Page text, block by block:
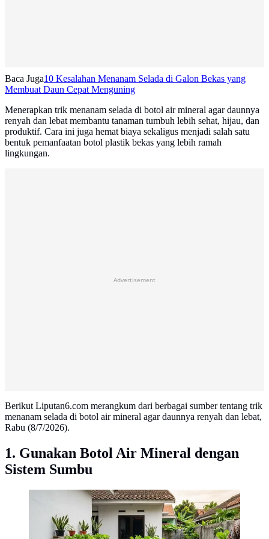
Baca Juga10 Kesalahan Menanam Selada di Galon Bekas yang
Membuat Daun Cepat Menguning
Menerapkan trik menanam selada di botol air mineral agar daunnya
renyah dan lebat membantu tanaman tumbuh lebih sehat, hijau, dan
produktif. Cara ini juga hemat biaya sekaligus menjadi salah satu
bentuk pemanfaatan botol plastik bekas yang lebih ramah
lingkungan.
Advertisement
Berikut Liputan6.com merangkum dari berbagai sumber tentang trik
menanam selada di botol air mineral agar daunnya renyah dan lebat,
Rabu (8/7/2026).
1. Gunakan Botol Air Mineral dengan
Sistem Sumbu
Trik Menanam Selada di Botol Air Mineral agar
Daunnya Renyah dan Lebat. (AI Generated)